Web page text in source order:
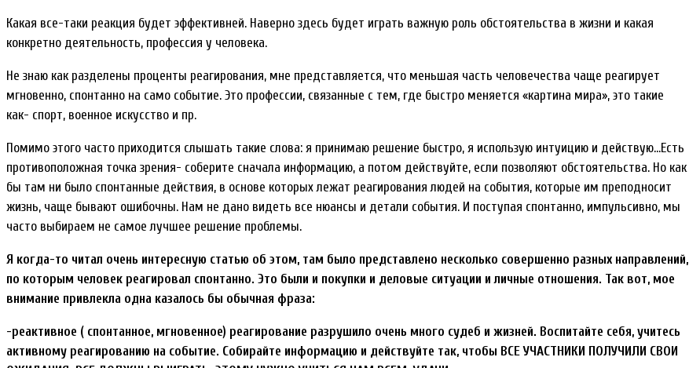
Какая все-таки реакция будет эффективней. Наверно здесь будет играть важную роль обстоятельства в жизни и какая
конкретно деятельность, профессия у человека.
Не знаю как разделены проценты реагирования, мне представляется, что меньшая часть человечества чаще реагирует
мгновенно, спонтанно на само событие. Это профессии, связанные с тем, где быстро меняется «картина мира», это такие
как- спорт, военное искусство и пр.
Помимо этого часто приходится слышать такие слова: я принимаю решение быстро, я использую интуицию и действую…Есть
противоположная точка зрения- соберите сначала информацию, а потом действуйте, если позволяют обстоятельства. Но как
бы там ни было спонтанные действия, в основе которых лежат реагирования людей на события, которые им преподносит
жизнь, чаще бывают ошибочны. Нам не дано видеть все нюансы и детали события. И поступая спонтанно, импульсивно, мы
часто выбираем не самое лучшее решение проблемы.
Я когда-то читал очень интересную статью об этом, там было представлено несколько совершенно разных направлений,
по которым человек реагировал спонтанно. Это были и покупки и деловые ситуации и личные отношения. Так вот, мое
внимание привлекла одна казалось бы обычная фраза:
-реактивное ( спонтанное, мгновенное) реагирование разрушило очень много судеб и жизней. Воспитайте себя, учитесь
активному реагированию на событие. Собирайте информацию и действуйте так, чтобы ВСЕ УЧАСТНИКИ ПОЛУЧИЛИ СВОИ